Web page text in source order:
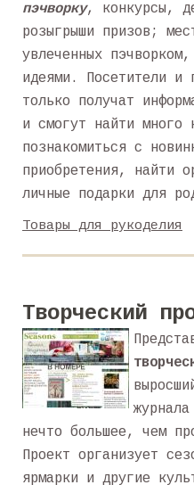
пэчворку, конкурсы,
розыгрыши призов;
увлеченных
идеями. Посетители и
только получат
и смогут найти много
познакомиться с
приобретения, найти
личные подарки для
Товары для рукоделия
Творческий
нечто большее, чем
Проект организует
ярмарки и другие